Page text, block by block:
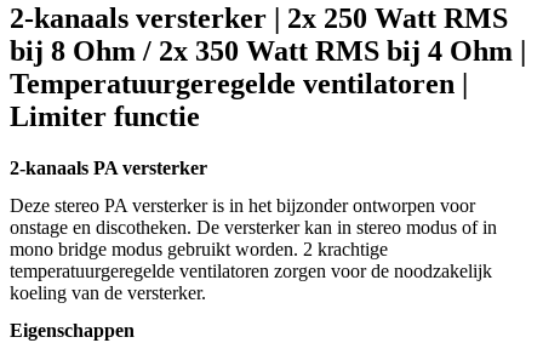
2-kanaals versterker | 2x 250 Watt RMS
bij 8 Ohm / 2x 350 Watt RMS bij 4 Ohm |
Temperatuurgeregelde ventilatoren |
Limiter functie
2-kanaals PA versterker
Deze stereo PA versterker is in het bijzonder ontworpen voor
onstage en discotheken. De versterker kan in stereo modus of in
mono bridge modus gebruikt worden. 2 krachtige
temperatuurgeregelde ventilatoren zorgen voor de noodzakelijk
koeling van de versterker.
Eigenschappen